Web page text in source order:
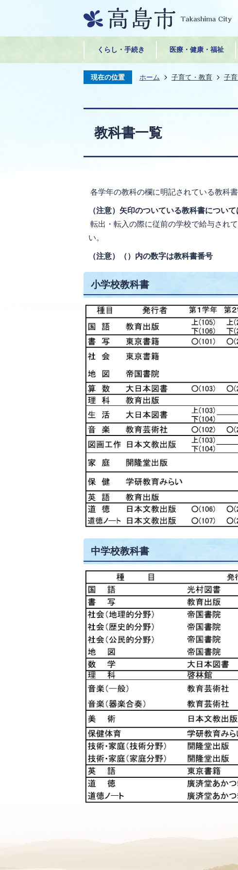
くらし・手続き 医療・健康・福祉
現在の位置 ホーム 子育て・教育 子
教科書一覧
各学年の教科の欄に明記されている教科書
（注意）矢印のついている教科書につい
転出・転入の際に従前の学校で給与され
い。
（注意）（）内の数字は教科書番号
小学校教科書
中学校教科書